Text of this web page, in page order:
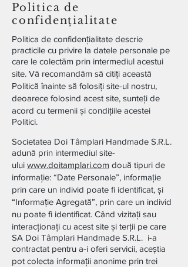
Politica de
confidențialitate
Politica de confidențialitate descrie
practicile cu privire la datele personale pe
care le colectăm prin intermediul acestui
site. Vă recomandăm să citiți această
Politică înainte să folosiți site-ul nostru,
deoarece folosind acest site, sunteți de
acord cu termenii și condițiile acestei
Politici.
Societatea Doi Tâmplari Handmade S.R.L.
adună prin intermediul site-
ului www.doitamplari.com două tipuri de
informație: “Date Personale”, informație
prin care un individ poate fi identificat, și
“Informație Agregată”, prin care un individ
nu poate fi identificat. Când vizitați sau
interacționați cu acest site și terții pe care
SA Doi Tâmplari Handmade S.R.L. i-a
contractat pentru a-i oferi servicii, aceștia
pot colecta informații anonime prin trei